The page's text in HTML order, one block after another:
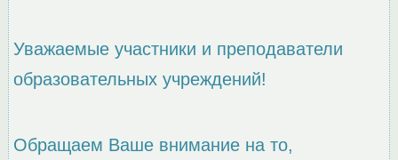
Уважаемые участники и преподаватели
образовательных учреждений!
Обращаем Ваше внимание на то,